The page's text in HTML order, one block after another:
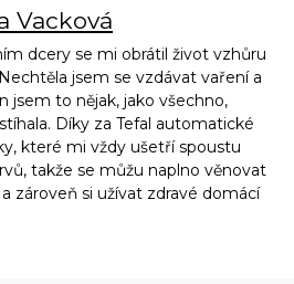
Vacková
dcery se mi obrátil život vzhůru
jsem se vzdávat vaření a
jsem to nějak, jako všechno,
Díky za Tefal automatické
které mi vždy ušetří spoustu
takže se můžu naplno věnovat
zároveň si užívat zdravé domácí